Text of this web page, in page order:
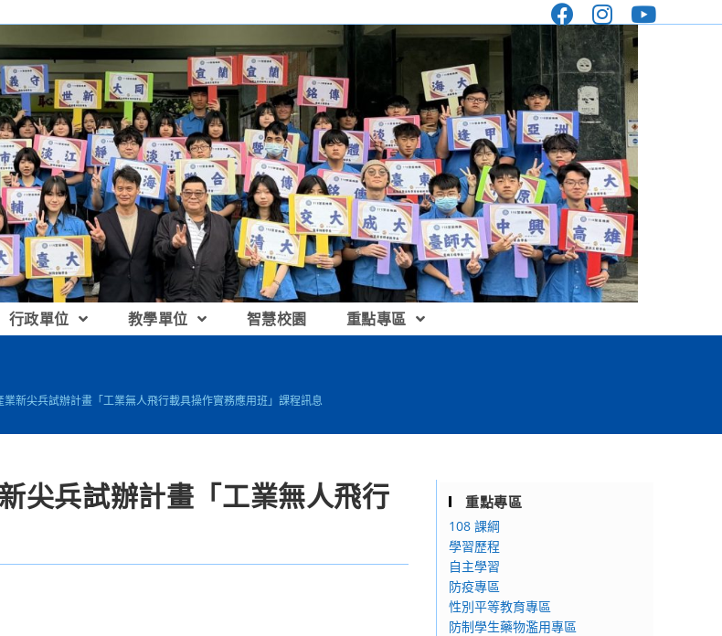
行政單位 教學單位 智慧校園 重點專區
新尖兵試辦計畫「工業無人飛行載具操作實務應用班」課程訊息
尖兵試辦計畫「工業無人飛行
重點專區
108 課綱
學習歷程
自主學習
防疫專區
性別平等教育專區
防制學生藥物濫用專區